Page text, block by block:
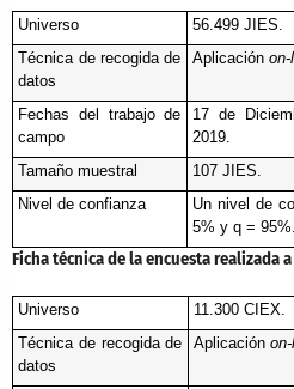
Universo
56.499 JIES.
Técnica de recogida de
datos
Aplicación on-
Fechas del trabajo de
campo
17 de
2019.
Tamaño muestral
107 JIES.
Nivel de confianza
Un nivel de
5% y q = 95%.
Ficha técnica de la encuesta realizada a
Universo
11.300 CIEX.
Técnica de recogida de
datos
Aplicación